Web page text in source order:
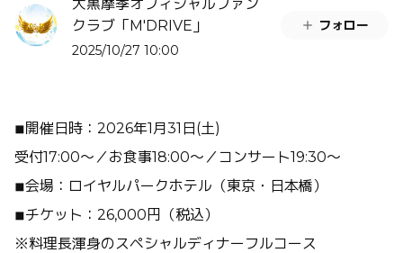
大黒摩季オフィシャルファン
クラブ「M'DRIVE」
2025/10/27 10:00
フォロー
◾︎開催日時：2026年1月31日(土)
受付17:00〜／お食事18:00〜／コンサート19:30〜
◾︎会場：ロイヤルパークホテル（東京・日本橋）
◾︎チケット：26,000円（税込）
※料理長渾身のスペシャルディナーフルコース